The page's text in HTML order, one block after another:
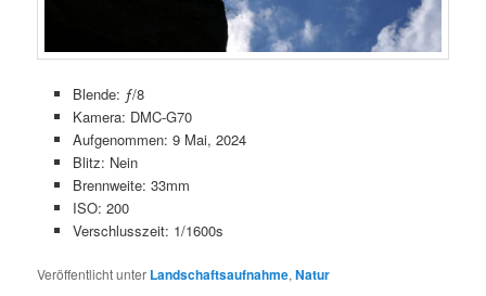
Blende: ƒ/8
Kamera: DMC-G70
Aufgenommen: 9 Mai, 2024
Blitz: Nein
Brennweite: 33mm
ISO: 200
Verschlusszeit: 1/1600s
Veröffentlicht unter Landschaftsaufnahme,Natur